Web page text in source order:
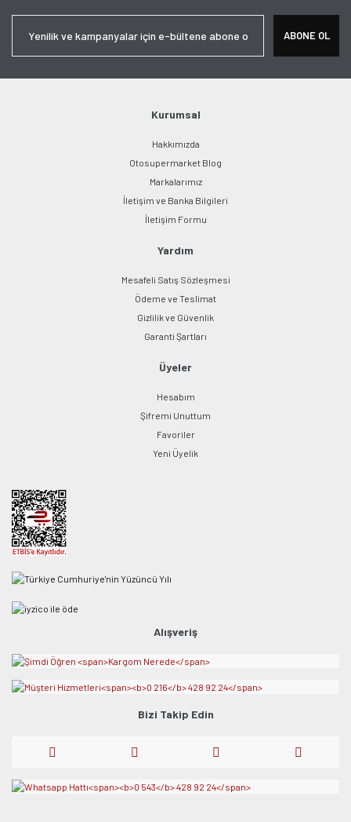
Ürün açıklamasında eksik bilgiler bulunuyor.
Bu ürüne benzer farklı alternatifler olmalı.
Gönder
ABONE OL
Kurumsal
Hakkımızda
Otosupermarket Blog
Markalarımız
İletişim ve Banka Bilgileri
İletişim Formu
Yardım
Mesafeli Satış Sözleşmesi
Ödeme ve Teslimat
Gizlilik ve Güvenlik
Garanti Şartları
Üyeler
Hesabım
Şifremi Unuttum
Favoriler
Yeni Üyelik
Alışveriş
Bizi Takip Edin